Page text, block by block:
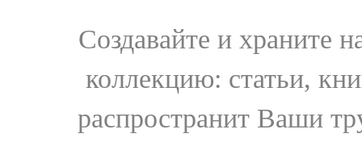
Создавайте и храните
коллекцию: статьи,
распространит Ваши